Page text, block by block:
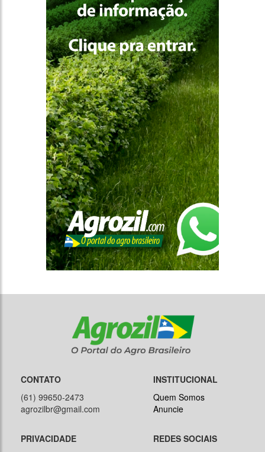
(61) 99650-2473
agrozilbr@gmail.com
Quem Somos
Anuncie
Política de Privacidade
Instagram